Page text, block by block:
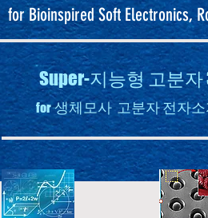
for Bioinspired Soft Electronics,
Super-지능형 고분
for 생체모사 고분자 전자